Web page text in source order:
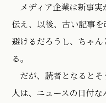
メディア企業は新事実
伝え、以後、古い記事
避けるだろうし、ちゃ
る。
だが、読者となるとそ
人は、ニュースの日付